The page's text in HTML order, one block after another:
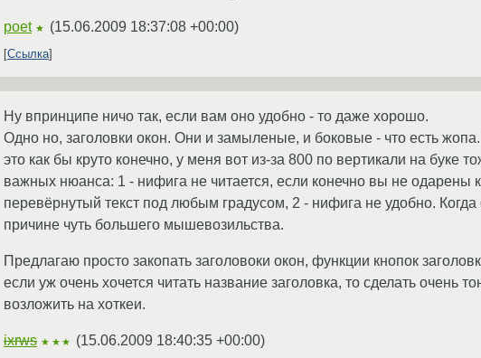
poet ★ (15.06.2009 18:37:08 +00:00)
Ссылка
Ну впринципе ничо так, если вам оно удобно - то даже хорошо.
Одно но, заголовки окон. Они и замыленые, и боковые - что есть
это как бы круто конечно, у меня вот из-за 800 по вертикали на буке
важных нюанса: 1 - нифига не читается, если конечно вы не одарены
перевёрнутый текст под любым градусом, 2 - нифига не удобно.
причине чуть большего мышевозильства.
Предлагаю просто закопать заголовоки окон, функции кнопок
если уж очень хочется читать название заголовка, то сделать очень
возложить на хоткеи.
ixrws ★★★ (15.06.2009 18:40:35 +00:00)